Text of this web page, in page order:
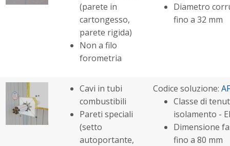
(parete in
cartongesso,
parete rigida)
Non a filo
forometria
Diametro
fino a 32 mm
Cavi in tubi
combustibili
Pareti speciali
(setto
autoportante,
Codice soluzione:
Classe di
isolamento -
Dimensione
fino a 80 mm